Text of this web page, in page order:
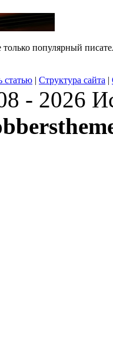
популярный
статью | Структура сайта |
- 2026